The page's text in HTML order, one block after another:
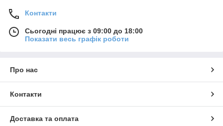
Контакти
Сьогодні працює з 09:00 до 18:00
Показати весь графік роботи
Про нас
Контакти
Доставка та оплата